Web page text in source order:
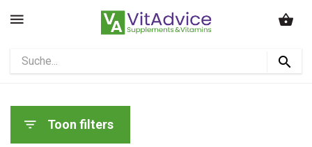
Toon filters